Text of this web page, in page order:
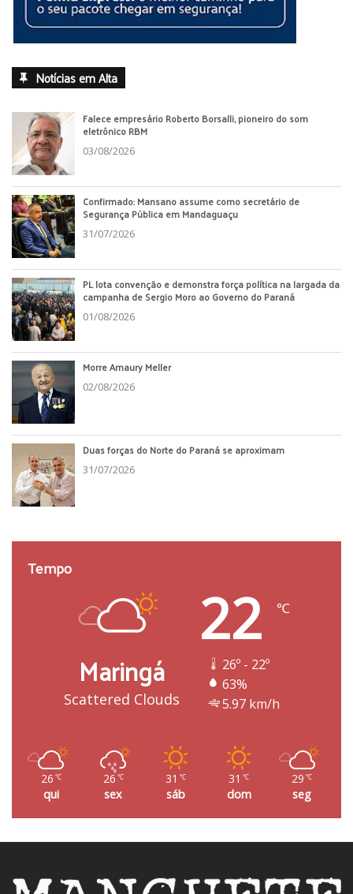
Notícias em Alta
Falece empresário Roberto Borsalli, pioneiro do som
eletrônico RBM
03/08/2026
Confirmado: Mansano assume como secretário de
Segurança Pública em Mandaguaçu
31/07/2026
PL lota convenção e demonstra força política na largada da
campanha de Sergio Moro ao Governo do Paraná
01/08/2026
Morre Amaury Meller
02/08/2026
Duas forças do Norte do Paraná se aproximam
31/07/2026
Tempo
Maringá
Scattered Clouds
22 ℃
26º - 22º
63%
5.97 km/h
26 ℃
qui
26 ℃
sex
31 ℃
sáb
31 ℃
dom
29 ℃
seg